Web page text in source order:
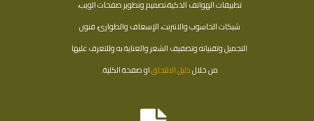
تطبيقات الهواتف الذكية،تصميم وتطوير صفحات الويب،
شبكات الحاسوب والانترنت، الإسعاف والطوارئ، فنون
التجميل وتقنياته وتصفيف الشعر والعناية به وللتعرف عليها
من خلالدليل الالتحاقاو صفحة الكلية.